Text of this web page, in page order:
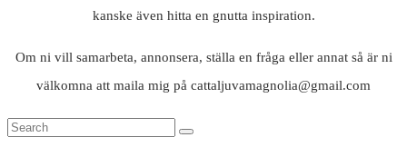
kanske även hitta en gnutta inspiration.
Om ni vill samarbeta, annonsera, ställa en fråga eller annat så är ni
välkomna att maila mig på cattaljuvamagnolia@gmail.com